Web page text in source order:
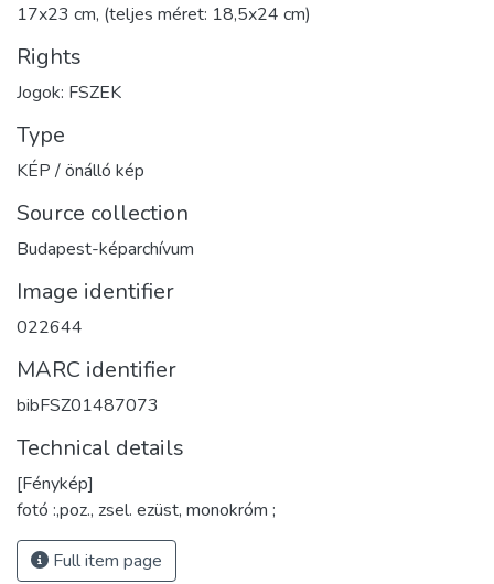
17x23 cm, (teljes méret: 18,5x24 cm)
Rights
Jogok: FSZEK
Type
KÉP / önálló kép
Source collection
Budapest-képarchívum
Image identifier
022644
MARC identifier
bibFSZ01487073
Technical details
[Fénykép]
fotó :,poz., zsel. ezüst, monokróm ;
Full item page